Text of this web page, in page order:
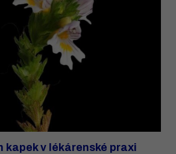
kapek v lékárenské praxi